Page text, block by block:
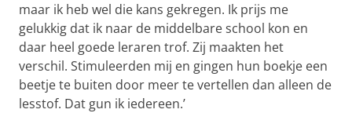
maar ik heb wel die kans gekregen. Ik prijs me
gelukkig dat ik naar de middelbare school kon en
daar heel goede leraren trof. Zij maakten het
verschil. Stimuleerden mij en gingen hun boekje een
beetje te buiten door meer te vertellen dan alleen de
lesstof. Dat gun ik iedereen.’